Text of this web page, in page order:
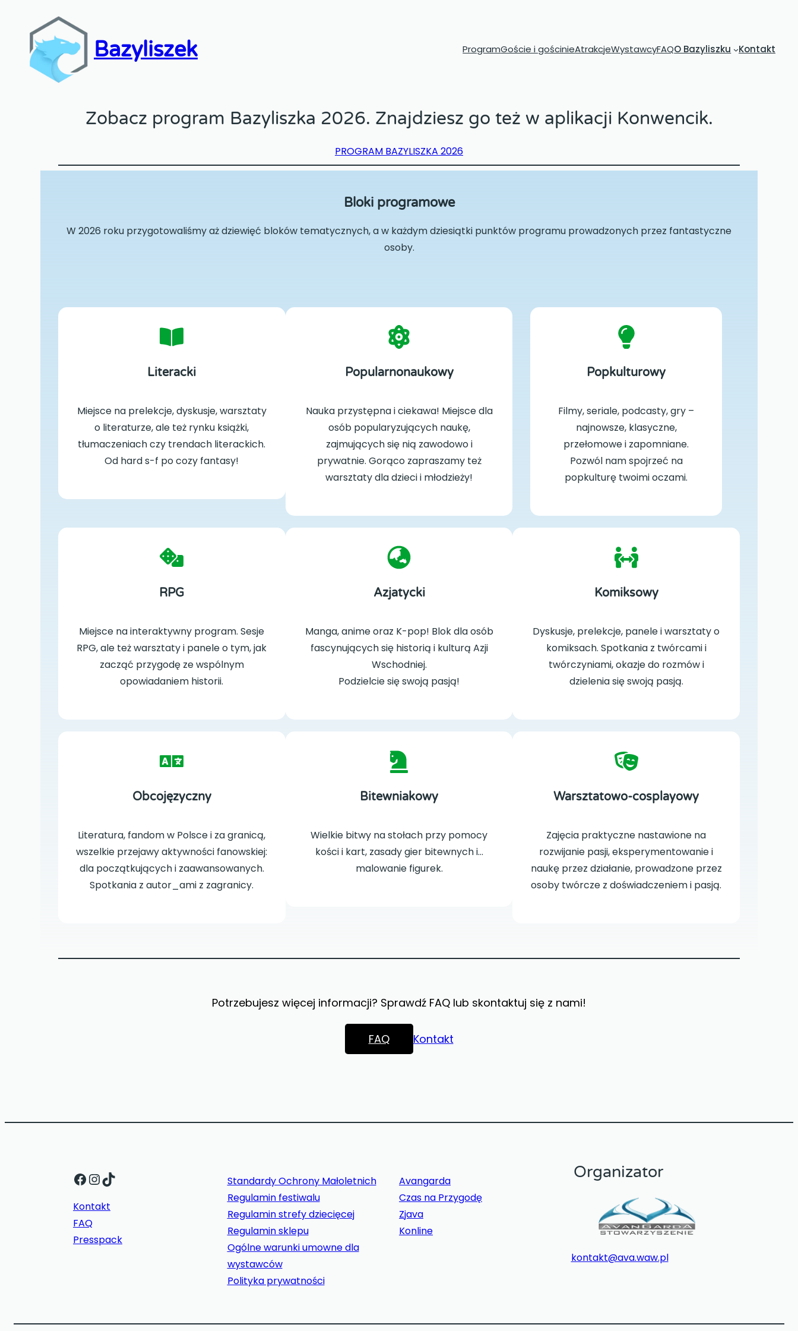
Bazyliszek ProgramGoście i gościnieAtrakcjeWystawcyFAQO Bazyliszku Kontakt
Zobacz program Bazyliszka 2026. Znajdziesz go też w aplikacji Konwencik.
PROGRAM BAZYLISZKA 2026
Bloki programowe
W 2026 roku przygotowaliśmy aż dziewięć bloków tematycznych, a w każdym dziesiątki punktów programu prowadzonych przez fantastyczne
osoby.
Literacki
Miejsce na prelekcje, dyskusje, warsztaty
o literaturze, ale też rynku książki,
tłumaczeniach czy trendach literackich.
Od hard s-f po cozy fantasy!
Popularnonaukowy
Nauka przystępna i ciekawa! Miejsce dla
osób popularyzujących naukę,
zajmujących się nią zawodowo i
prywatnie. Gorąco zapraszamy też
warsztaty dla dzieci i młodzieży!
Popkulturowy
Filmy, seriale, podcasty, gry –
najnowsze, klasyczne,
przełomowe i zapomniane.
Pozwól nam spojrzeć na
popkulturę twoimi oczami.
RPG
Miejsce na interaktywny program. Sesje
RPG, ale też warsztaty i panele o tym, jak
zacząć przygodę ze wspólnym
opowiadaniem historii.
Azjatycki
Manga, anime oraz K-pop! Blok dla osób
fascynujących się historią i kulturą Azji
Wschodniej.
Podzielcie się swoją pasją!
Komiksowy
Dyskusje, prelekcje, panele i warsztaty o
komiksach. Spotkania z twórcami i
twórczyniami, okazje do rozmów i
dzielenia się swoją pasją.
Obcojęzyczny
Literatura, fandom w Polsce i za granicą,
wszelkie przejawy aktywności fanowskiej:
dla początkujących i zaawansowanych.
Spotkania z autor_ami z zagranicy.
Bitewniakowy
Wielkie bitwy na stołach przy pomocy
kości i kart, zasady gier bitewnych i…
malowanie figurek.
Warsztatowo-cosplayowy
Zajęcia praktyczne nastawione na
rozwijanie pasji, eksperymentowanie i
naukę przez działanie, prowadzone przez
osoby twórcze z doświadczeniem i pasją.
Potrzebujesz więcej informacji? Sprawdź FAQ lub skontaktuj się z nami!
FAQ Kontakt
Facebook InstagramTikTok
Kontakt
FAQ
Presspack
Standardy Ochrony Małoletnich
Regulamin festiwalu
Regulamin strefy dziecięcej
Regulamin sklepu
Ogólne warunki umowne dla
wystawców
Polityka prywatności
Avangarda
Czas na Przygodę
Zjava
Konline
Organizator
kontakt@ava.waw.pl